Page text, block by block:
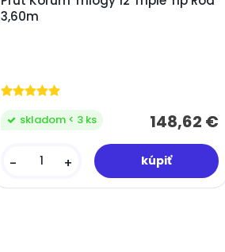
3,60m
148,62 €
- +
skladom < 3 ks